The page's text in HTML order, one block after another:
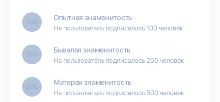
100 Опытная знаменитость
На пользователь подписалось 100 человек
250 Бывалая знаменитость
На пользователь подписалось 250 человек
500 Матерая знаменитость
На пользователь подписалось 500 человек